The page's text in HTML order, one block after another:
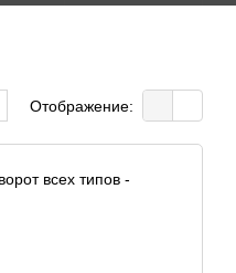
Отображение:
всех типов -